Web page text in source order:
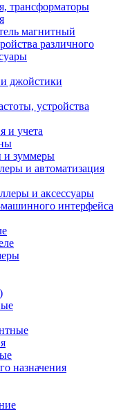
трансформаторы
магнитный
различного
джойстики
устройства
и учета
и зуммеры
и автоматизация
и аксессуары
машинного интерфейса
назначения